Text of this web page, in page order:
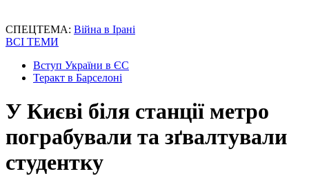
СПЕЦТЕМА: Війна в Ірані
ВСІ ТЕМИ
Вступ України в ЄС
Теракт в Барселоні
У Києві біля станції метро
пограбували та зґвалтували
студентку